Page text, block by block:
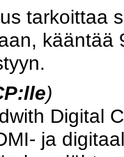
tarkoittaa
)
Digital
ja